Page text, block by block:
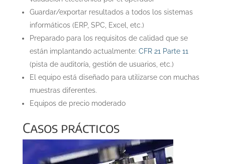
Guardar/exportar resultados a todos los sistemas
informáticos (ERP, SPC, Excel, etc.)
Preparado para los requisitos de calidad que se
están implantando actualmente: CFR 21 Parte 11
(pista de auditoría, gestión de usuarios, etc.)
El equipo está diseñado para utilizarse con muchas
muestras diferentes.
Equipos de precio moderado
Casos prácticos